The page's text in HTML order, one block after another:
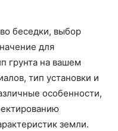
беседки, выбор
для
грунта на вашем
тип установки и
особенности,
земли.